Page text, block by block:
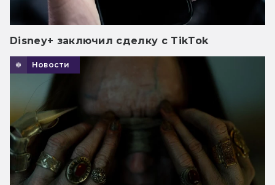
Disney+ заключил сделку с TikTok
Новости